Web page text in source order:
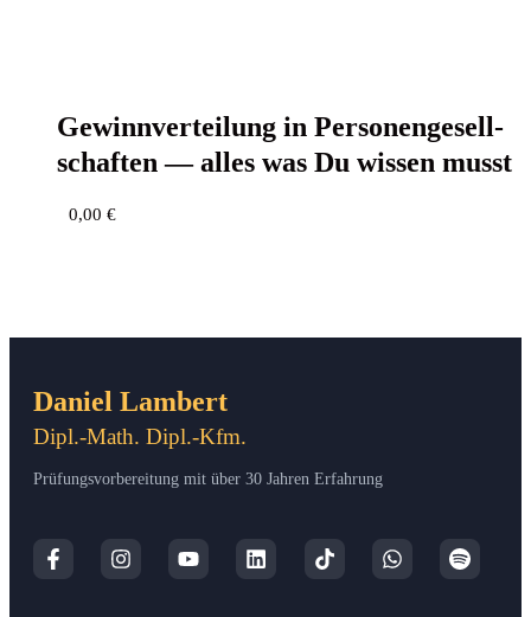
Gewinn­ver­tei­lung in Per­so­nen­ge­sell­
schaf­ten — alles was Du wis­sen musst
0,00 €
Daniel Lambert
Dipl.-Math. Dipl.-Kfm.
Prüfungsvorbereitung mit über 30 Jahren Erfahrung